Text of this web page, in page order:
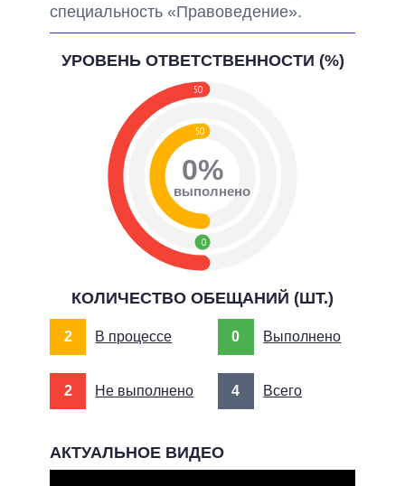
специальность «Правоведение».
УРОВЕНЬ ОТВЕТСТВЕННОСТИ (%)
50
0
50
0%
выполнено
КОЛИЧЕСТВО ОБЕЩАНИЙ (ШТ.)
2 В процессе 0 Выполнено
2 Не выполнено 4 Всего
АКТУАЛЬНОЕ ВИДЕО